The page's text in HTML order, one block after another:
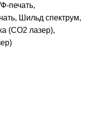
печать,
Шильд спектрум,
(CO2 лазер),